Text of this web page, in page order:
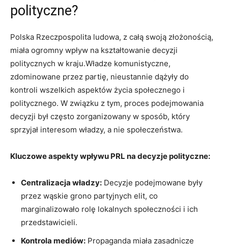
polityczne?
Polska Rzeczpospolita ludowa, z całą swoją złożonością,
miała ogromny wpływ na kształtowanie decyzji
politycznych w kraju.Władze komunistyczne,
zdominowane przez partię, nieustannie dążyły do
kontroli wszelkich aspektów życia społecznego i
politycznego. W związku z tym, proces podejmowania
decyzji był często zorganizowany w sposób, który
sprzyjał interesom władzy, a nie społeczeństwa.
Kluczowe aspekty wpływu PRL na decyzje polityczne:
Centralizacja władzy: Decyzje podejmowane były
przez wąskie grono partyjnych elit, co
marginalizowało rolę lokalnych społeczności i ich
przedstawicieli.
Kontrola mediów: Propaganda miała zasadnicze